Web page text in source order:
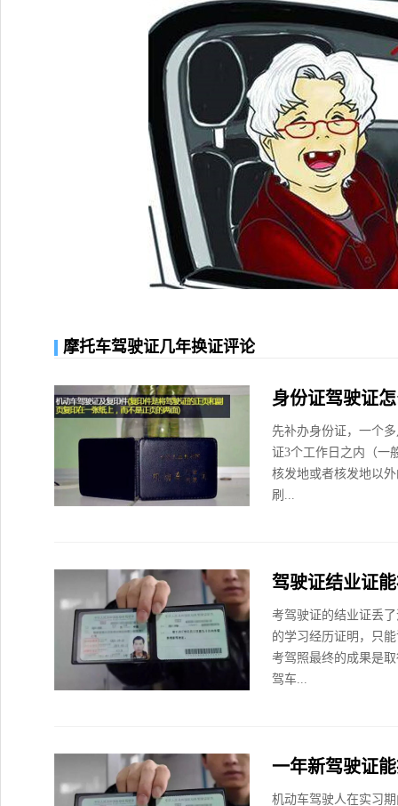
摩托车驾驶证几年换证评论
身份证驾驶证
先补办身份证，一个
证3个工作日之内（一
核发地或者核发地以
刷...
驾驶证结业证
考驾驶证的结业证丢
的学习经历证明，只
考驾照最终的成果是
驾车...
一年新驾驶证
机动车驾驶人在实习